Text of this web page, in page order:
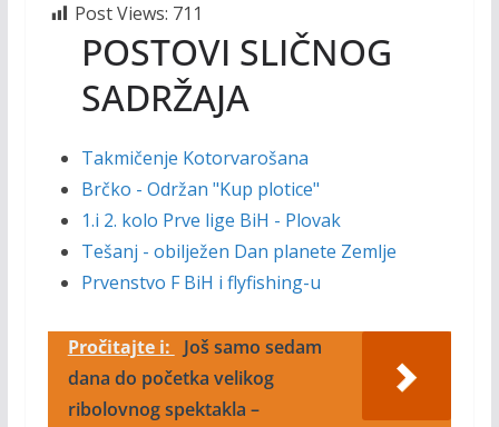
Post Views: 711
POSTOVI SLIČNOG
SADRŽAJA
Takmičenje Kotorvarošana
Brčko - Održan "Kup plotice"
1.i 2. kolo Prve lige BiH - Plovak
Tešanj - obilježen Dan planete Zemlje
Prvenstvo F BiH i flyfishing-u
Pročitajte i:
Još samo sedam
dana do početka velikog
ribolovnog spektakla –